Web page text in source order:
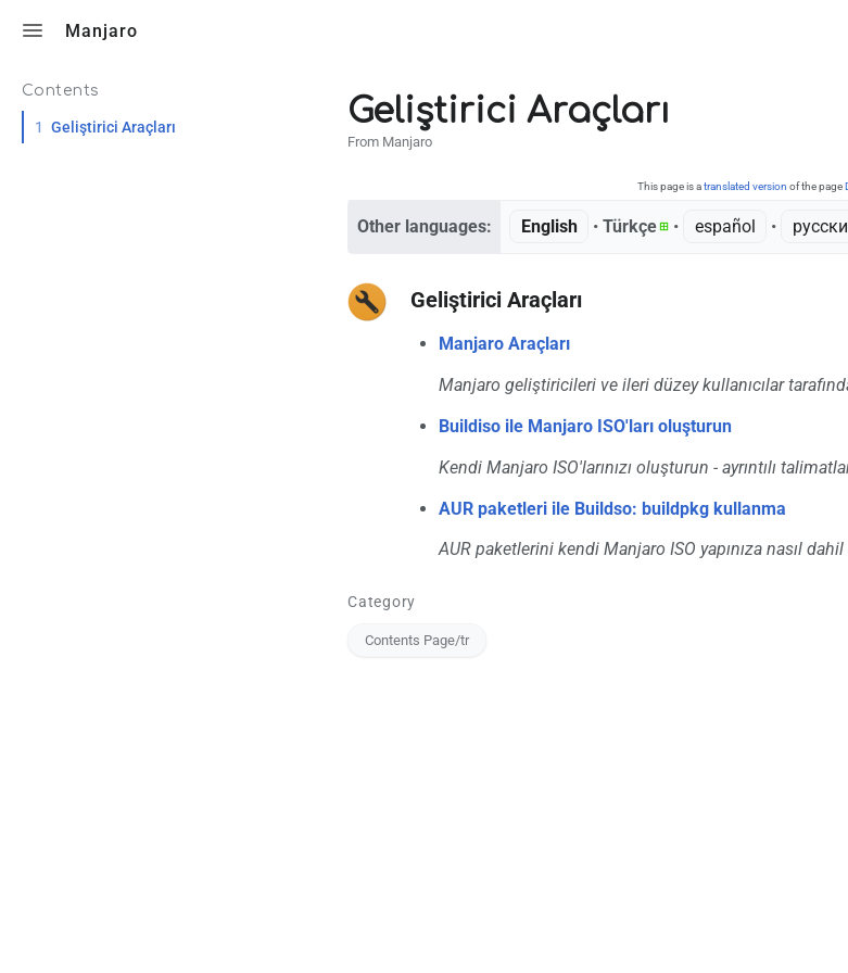
Manjaro
Geliştirici Araçları
From Manjaro
This page is atranslated version of the page
Other languages: English • ‎Türkçe • ‎ español • ‎
Contents
1 Geliştirici Araçları
Geliştirici Araçları
Manjaro Araçları
Manjaro geliştiricileri ve ileri düzey kullanıcılar
Buildiso ile Manjaro ISO'ları oluşturun
Kendi Manjaro ISO'larınızı oluşturun - ayrıntılı
AUR paketleri ile Buildso: buildpkg kullanma
AUR paketlerini kendi Manjaro ISO yapınıza nasıl
Category
Contents Page/tr